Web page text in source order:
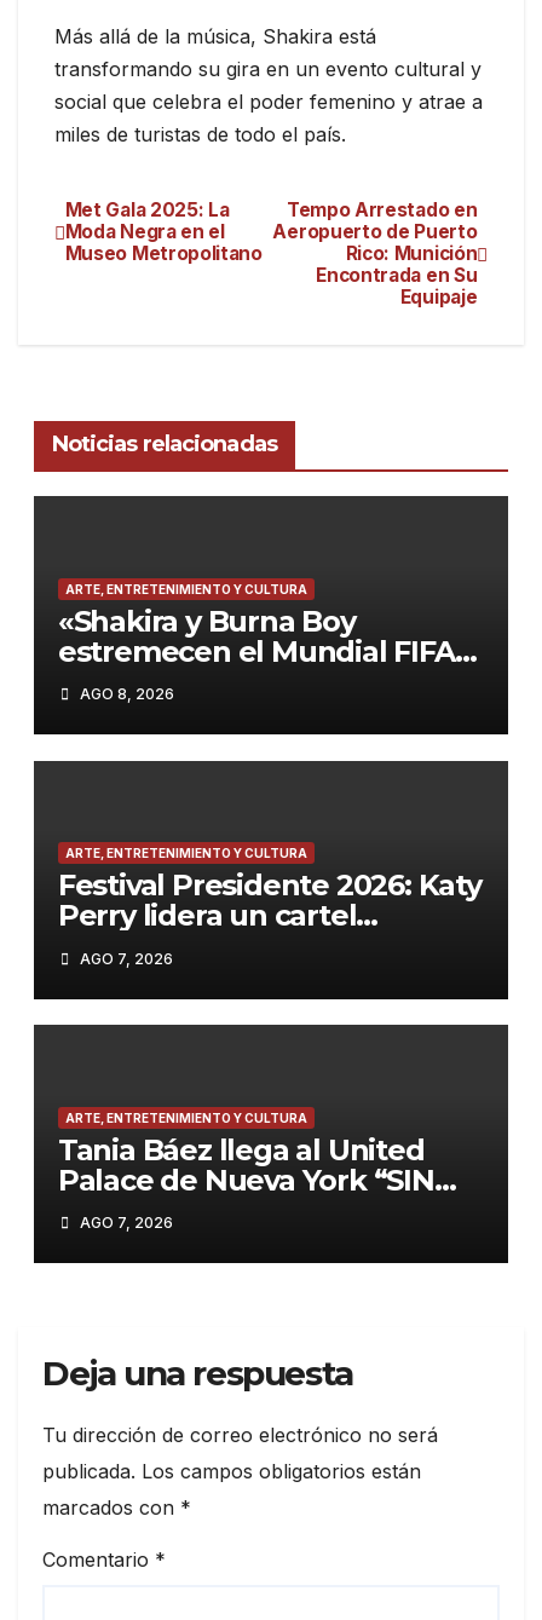
Más allá de la música, Shakira está
transformando su gira en un evento cultural y
social que celebra el poder femenino y atrae a
miles de turistas de todo el país.
Tempo Arrestado en
Aeropuerto de Puerto
Rico: Munición
Encontrada en Su
Equipaje
Met Gala 2025: La
Moda Negra en el
Museo Metropolitano
Noticias relacionadas
ARTE, ENTRETENIMIENTO Y CULTURA
«Shakira y Burna Boy
estremecen el Mundial FIFA
2026 con ‘Dai Dai’ y los Ghetto
Kids en la final»
AGO 8, 2026
ARTE, ENTRETENIMIENTO Y CULTURA
Festival Presidente 2026: Katy
Perry lidera un cartel
espectacular en diciembre en
Santo Domingo
AGO 7, 2026
ARTE, ENTRETENIMIENTO Y CULTURA
Tania Báez llega al United
Palace de Nueva York “SIN
PEDIR PERMISO”, el
fenómeno teatral
dominicano.
AGO 7, 2026
Deja una respuesta
Tu dirección de correo electrónico no será
publicada. Los campos obligatorios están
marcados con *
Comentario *